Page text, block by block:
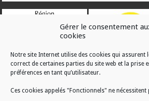
Gérer le consentement
cookies
Notre site Internet utilise des cookies qui assurent
correct de certaines parties du site web et la prise
préférences en tant qu’utilisateur.
Ces cookies appelés "Fonctionnels" ne
RÉALISATION